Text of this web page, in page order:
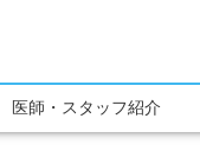
医師・スタッフ紹介